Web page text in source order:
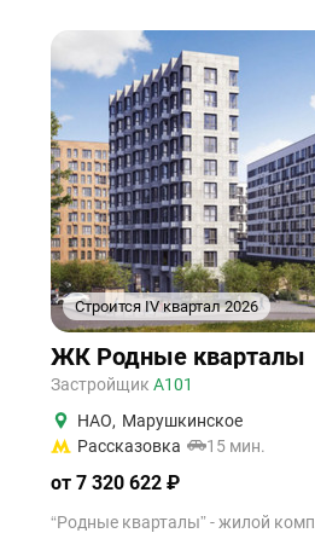
Строится IV квартал 2026
ЖК Родные кварталы
Застройщик А101
НАО, Марушкинское
Рассказовка
15 мин.
от 7 320 622 ₽
“Родные кварталы” - жилой